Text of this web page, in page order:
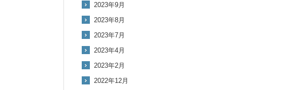
2023年9月
2023年8月
2023年7月
2023年4月
2023年2月
2022年12月